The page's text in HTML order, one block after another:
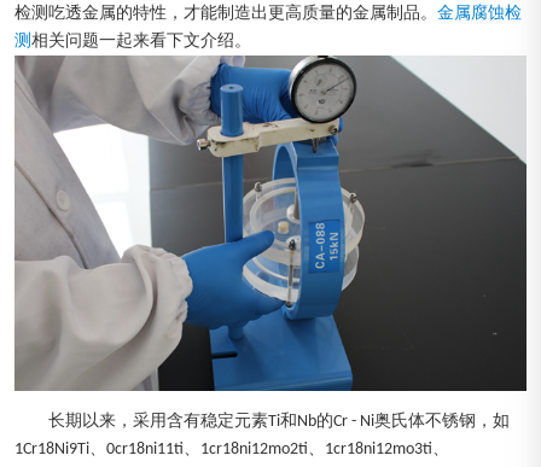
检测吃透金属的特性，才能制造出更高质量的金属制品。 金属腐蚀检
测 相关问题一起来看下文介绍。
长期以来，采用含有稳定元素Ti和Nb的Cr - Ni奥氏体不锈钢，如
1Cr18Ni9Ti、0cr18ni11ti、1cr18ni12mo2ti、1cr18ni12mo3ti、